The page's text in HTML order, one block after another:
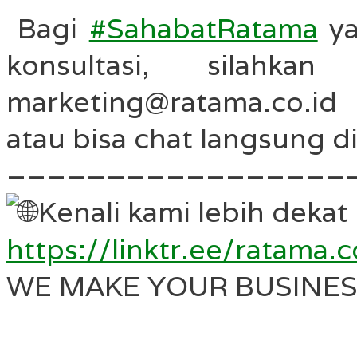
Bagi #SahabatRatama
konsultasi,
atau bisa chat langsung
Kenali kami lebih dekat
https://linktr.ee/
WE MAKE YOUR